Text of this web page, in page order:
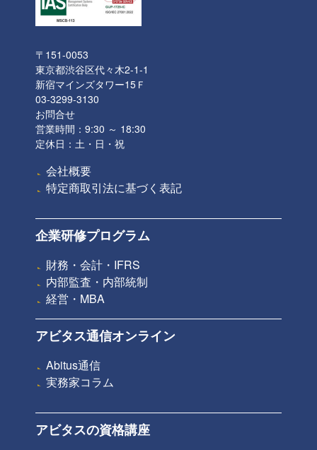
〒151-0053
東京都渋谷区代々木2-1-1
新宿マインズタワー15Ｆ
03-3299-3130
お問合せ
営業時間：9:30 ～ 18:30
定休日：土・日・祝
会社概要
特定商取引法に基づく表記
企業研修プログラム
財務・会計・IFRS
内部監査・内部統制
経営・MBA
アビタス通信オンライン
Abitus通信
実務家コラム
アビタスの資格講座